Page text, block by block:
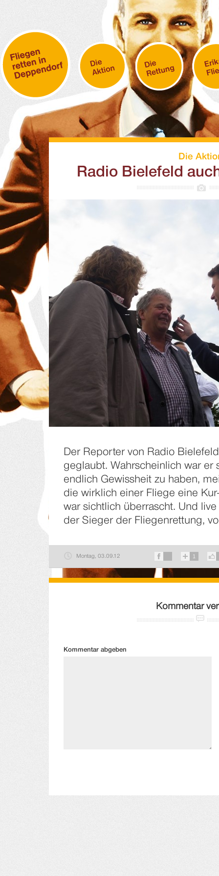
Die
Radio Bielefeld
Der Reporter von Radio
geglaubt. Wahrscheinlich war er
endlich Gewissheit zu haben,
die wirklich einer Fliege eine
war sichtlich überrascht. Und
der Sieger der Fliegenrettung,
Montag, 03.09.12 1
Kommentar
Kommentar abgeben